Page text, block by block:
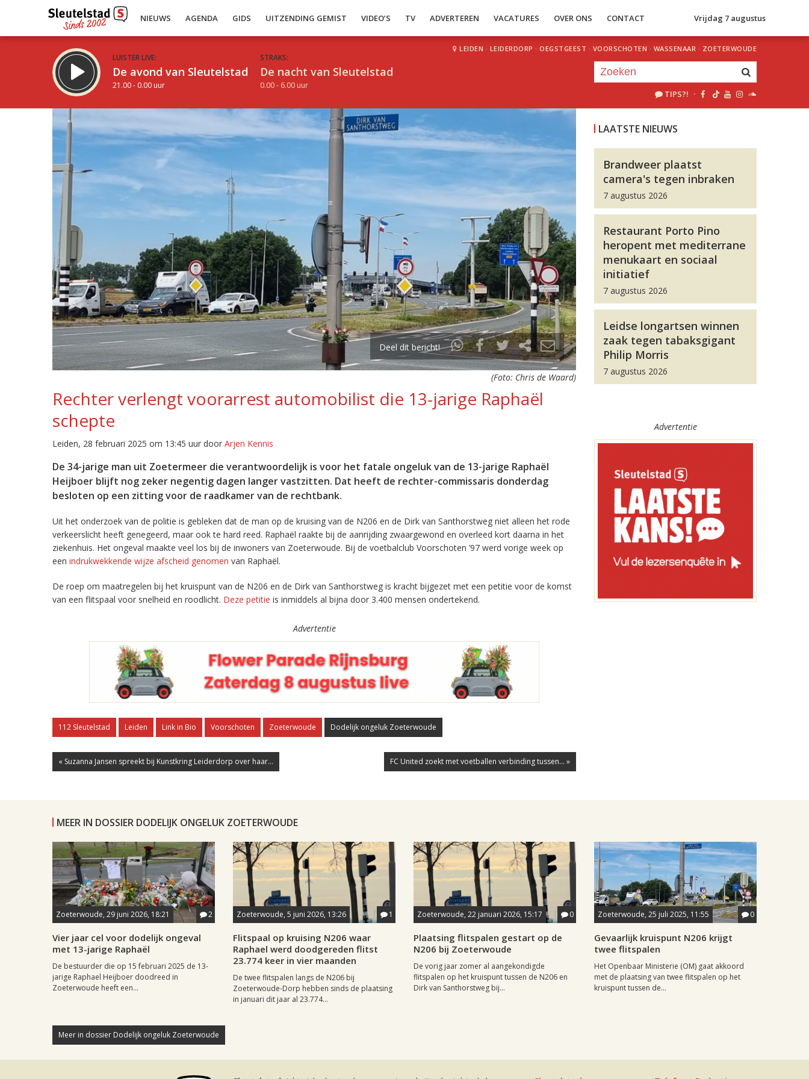
NIEUWS AGENDA GIDS UITZENDING GEMIST VIDEO’S TV ADVERTEREN VACATURES OVER ONS CONTACT Vrijdag 7 augustus
LUISTER LIVE:
De avond van Sleutelstad
21.00 - 0.00 uur
STRAKS:
De nacht van Sleutelstad
0.00 - 6.00 uur
LEIDEN · LEIDERDORP · OEGSTGEEST · VOORSCHOTEN · WASSENAAR · ZOETERWOUDE
TIPS?! ·
Inklappen
Deel dit bericht!
(Foto: Chris de Waard)
Rechter verlengt voorarrest automobilist die 13-jarige Raphaël
schepte
Leiden, 28 februari 2025 om 13:45 uur door Arjen Kennis
De 34-jarige man uit Zoetermeer die verantwoordelijk is voor het fatale ongeluk van de 13-jarige Raphaël
Heijboer blijft nog zeker negentig dagen langer vastzitten. Dat heeft de rechter-commissaris donderdag
besloten op een zitting voor de raadkamer van de rechtbank.
Uit het onderzoek van de politie is gebleken dat de man op de kruising van de N206 en de Dirk van Santhorstweg niet alleen het rode
verkeerslicht heeft genegeerd, maar ook te hard reed. Raphaël raakte bij de aanrijding zwaargewond en overleed kort daarna in het
ziekenhuis. Het ongeval maakte veel los bij de inwoners van Zoeterwoude. Bij de voetbalclub Voorschoten ’97 werd vorige week op
een indrukwekkende wijze afscheid genomen van Raphaël.
De roep om maatregelen bij het kruispunt van de N206 en de Dirk van Santhorstweg is kracht bijgezet met een petitie voor de komst
van een flitspaal voor snelheid en roodlicht. Deze petitie is inmiddels al bijna door 3.400 mensen ondertekend.
Advertentie
112 Sleutelstad Leiden Link in Bio Voorschoten Zoeterwoude Dodelijk ongeluk Zoeterwoude
« Suzanna Jansen spreekt bij Kunstkring Leiderdorp over haar... FC United zoekt met voetballen verbinding tussen... »
LAATSTE NIEUWS
Brandweer plaatst
camera's tegen inbraken
7 augustus 2026
Restaurant Porto Pino
heropent met mediterrane
menukaart en sociaal
initiatief
7 augustus 2026
Leidse longartsen winnen
zaak tegen tabaksgigant
Philip Morris
7 augustus 2026
Advertentie
MEER IN DOSSIER DODELIJK ONGELUK ZOETERWOUDE
Zoeterwoude, 29 juni 2026, 18:21 2
Vier jaar cel voor dodelijk ongeval
met 13-jarige Raphaël
De bestuurder die op 15 februari 2025 de 13-
jarige Raphael Heijboer doodreed in
Zoeterwoude heeft een...
Zoeterwoude, 5 juni 2026, 13:26 1
Flitspaal op kruising N206 waar
Raphael werd doodgereden flitst
23.774 keer in vier maanden
De twee flitspalen langs de N206 bij
Zoeterwoude-Dorp hebben sinds de plaatsing
in januari dit jaar al 23.774...
Zoeterwoude, 22 januari 2026, 15:17 0
Plaatsing flitspalen gestart op de
N206 bij Zoeterwoude
De vorig jaar zomer al aangekondigde
flitspalen op het kruispunt tussen de N206 en
Dirk van Santhorstweg bij...
Zoeterwoude, 25 juli 2025, 11:55 0
Gevaarlijk kruispunt N206 krijgt
twee flitspalen
Het Openbaar Ministerie (OM) gaat akkoord
met de plaatsing van twee flitspalen op het
kruispunt tussen de...
Meer in dossier Dodelijk ongeluk Zoeterwoude